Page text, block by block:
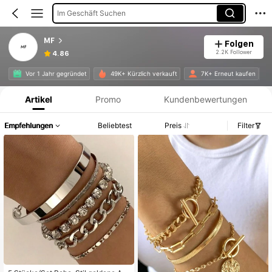
Im Geschäft Suchen
MF
4.86
Folgen
2.2K Follower
Vor 1 Jahr gegründet 49K+ Kürzlich verkauft 7K+ Erneut kaufen
Produktinformation: Preisangabe, Verkaufs- und Lagerbestandsdetails.
Artikel Promo Kundenbewertungen
Empfehlungen Beliebtest Preis Filter